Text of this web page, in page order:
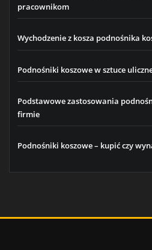
pracownikom
Wychodzenie z kosza podnośnika
Podnośniki koszowe w sztuce
Podstawowe zastosowania
firmie
Podnośniki koszowe – kupić czy